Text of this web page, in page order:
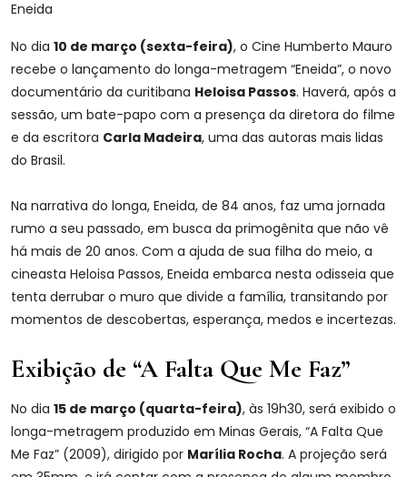
Eneida
No dia 10 de março (sexta-feira), o Cine Humberto Mauro
recebe o lançamento do longa-metragem “Eneida”, o novo
documentário da curitibana Heloisa Passos. Haverá, após a
sessão, um bate-papo com a presença da diretora do filme
e da escritora Carla Madeira, uma das autoras mais lidas
do Brasil.
Na narrativa do longa, Eneida, de 84 anos, faz uma jornada
rumo a seu passado, em busca da primogênita que não vê
há mais de 20 anos. Com a ajuda de sua filha do meio, a
cineasta Heloisa Passos, Eneida embarca nesta odisseia que
tenta derrubar o muro que divide a família, transitando por
momentos de descobertas, esperança, medos e incertezas.
Exibição de “A Falta Que Me Faz”
No dia 15 de março (quarta-feira), às 19h30, será exibido o
longa-metragem produzido em Minas Gerais, “A Falta Que
Me Faz” (2009), dirigido por Marília Rocha. A projeção será